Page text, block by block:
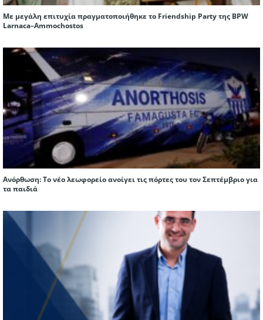
Με μεγάλη επιτυχία πραγματοποιήθηκε το Friendship Party της BPW
Larnaca–Ammochostos
Ανόρθωση: Το νέο λεωφορείο ανοίγει τις πόρτες του τον Σεπτέμβριο για
τα παιδιά